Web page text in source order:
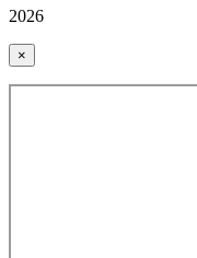
2026
×